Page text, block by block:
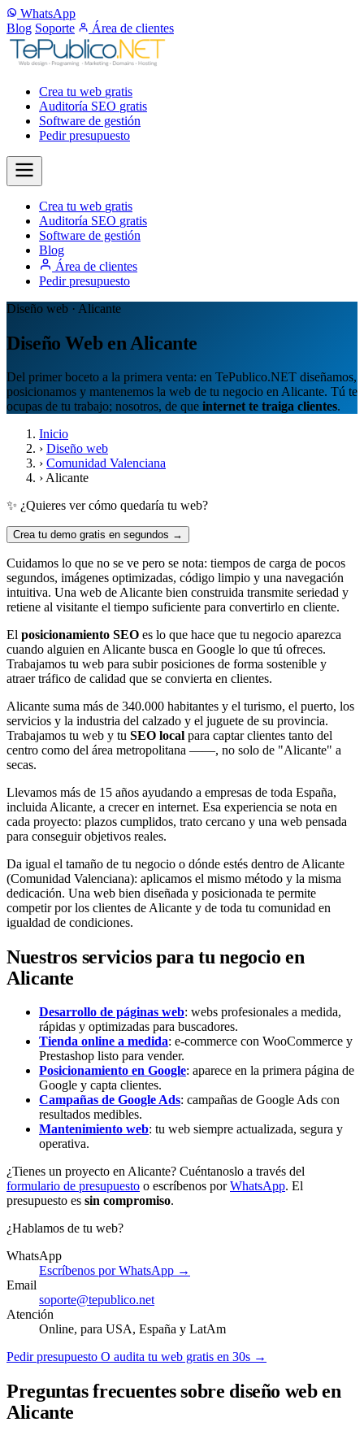
WhatsApp
Blog Soporte Área de clientes
Crea tu web gratis
Auditoría SEO gratis
Software de gestión
Pedir presupuesto
Crea tu web gratis
Auditoría SEO gratis
Software de gestión
Blog
Área de clientes
Pedir presupuesto
Diseño web · Alicante
Diseño Web en Alicante
Del primer boceto a la primera venta: en TePublico.NET diseñamos,
posicionamos y mantenemos la web de tu negocio en Alicante. Tú te
ocupas de tu trabajo; nosotros, de que internet te traiga clientes.
Inicio
› Diseño web
› Comunidad Valenciana
› Alicante
✨ ¿Quieres ver cómo quedaría tu web?
Crea tu demo gratis en segundos →
Cuidamos lo que no se ve pero se nota: tiempos de carga de pocos
segundos, imágenes optimizadas, código limpio y una navegación
intuitiva. Una web de Alicante bien construida transmite seriedad y
retiene al visitante el tiempo suficiente para convertirlo en cliente.
El posicionamiento SEO es lo que hace que tu negocio aparezca
cuando alguien en Alicante busca en Google lo que tú ofreces.
Trabajamos tu web para subir posiciones de forma sostenible y
atraer tráfico de calidad que se convierta en clientes.
Alicante suma más de 340.000 habitantes y el turismo, el puerto, los
servicios y la industria del calzado y el juguete de su provincia.
Trabajamos tu web y tu SEO local para captar clientes tanto del
centro como del área metropolitana ——, no solo de "Alicante" a
secas.
Llevamos más de 15 años ayudando a empresas de toda España,
incluida Alicante, a crecer en internet. Esa experiencia se nota en
cada proyecto: plazos cumplidos, trato cercano y una web pensada
para conseguir objetivos reales.
Da igual el tamaño de tu negocio o dónde estés dentro de Alicante
(Comunidad Valenciana): aplicamos el mismo método y la misma
dedicación. Una web bien diseñada y posicionada te permite
competir por los clientes de Alicante y de toda tu comunidad en
igualdad de condiciones.
Nuestros servicios para tu negocio en
Alicante
Desarrollo de páginas web: webs profesionales a medida,
rápidas y optimizadas para buscadores.
Tienda online a medida: e-commerce con WooCommerce y
Prestashop listo para vender.
Posicionamiento en Google: aparece en la primera página de
Google y capta clientes.
Campañas de Google Ads: campañas de Google Ads con
resultados medibles.
Mantenimiento web: tu web siempre actualizada, segura y
operativa.
¿Tienes un proyecto en Alicante? Cuéntanoslo a través del
formulario de presupuesto o escríbenos porWhatsApp. El
presupuesto es sin compromiso.
¿Hablamos de tu web?
WhatsApp
Escríbenos por WhatsApp →
Email
soporte@tepublico.net
Atención
Online, para USA, España y LatAm
Pedir presupuesto O audita tu web gratis en 30s →
Preguntas frecuentes sobre diseño web en
Alicante